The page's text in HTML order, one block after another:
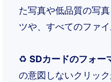
た写真や低品質の写
ツや、すべてのファ
♻️SDカードのフォー
の意図しないクリッ